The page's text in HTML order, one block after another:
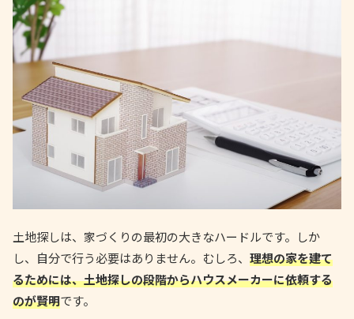
土地探しは、家づくりの最初の大きなハードルです。しか
し、自分で行う必要はありません。むしろ、 理想の家を建て
るためには、土地探しの段階からハウスメーカーに依頼する
のが賢明です。